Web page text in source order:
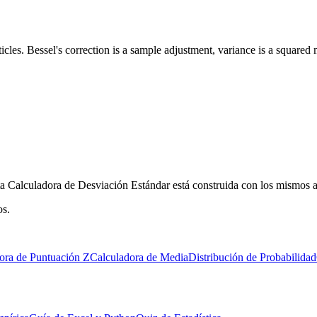
Bessel's correction is a sample adjustment, variance is a
de Desviación Estándar está construida con los
de Puntuación ZCalculadora de MediaDistribución de Probabilidad